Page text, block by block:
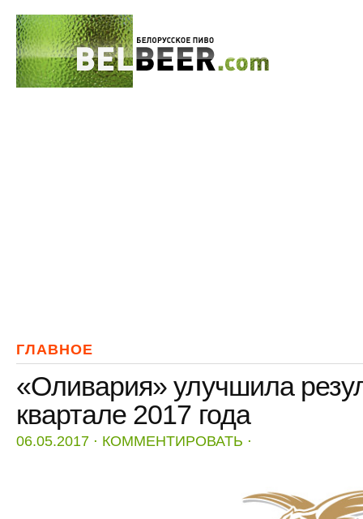
ГЛАВНОЕ
«Оливария» улучшила
квартале 2017 года
06.05.2017 ⋅ КОММЕНТИРОВАТЬ ⋅